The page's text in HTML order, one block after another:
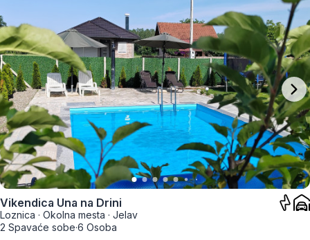
Vikendica Una na Drini
Loznica · Okolna mesta · Jelav
2 Spavaće sobe·6 Osoba